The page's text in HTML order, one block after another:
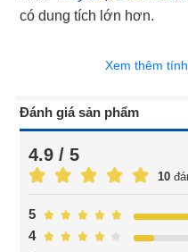
có dung tích lớn hơn.
Xem thêm
Đánh giá sản phẩm
4.9 / 5
10
4
5